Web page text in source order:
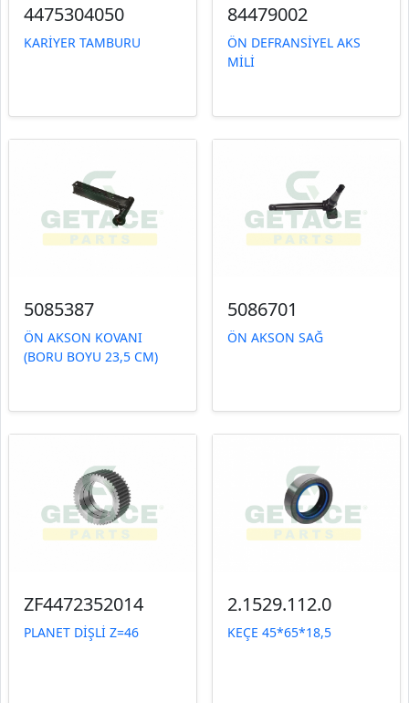
4475304050
KARİYER TAMBURU
84479002
ÖN DEFRANSİYEL AKS
MİLİ
5085387
ÖN AKSON KOVANI
(BORU BOYU 23,5 CM)
5086701
ÖN AKSON SAĞ
ZF4472352014
PLANET DİŞLİ Z=46
2.1529.112.0
KEÇE 45*65*18,5